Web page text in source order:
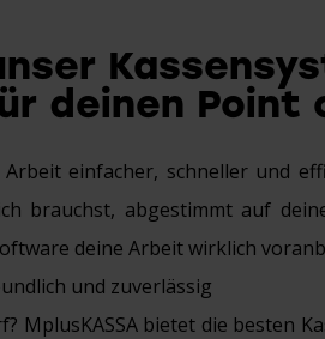
Garten-Center &
deinen Point
einfacher, schneller und
brauchst, abgestimmt auf
deine Arbeit wirklich
und zuverlässig
MplusKASSA bietet die besten